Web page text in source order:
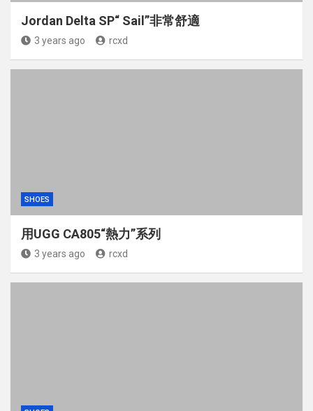
Jordan Delta SP“ Sail”非常舒適
3 years ago rcxd
SHOES
用UGG CA805“熱力”系列
3 years ago rcxd